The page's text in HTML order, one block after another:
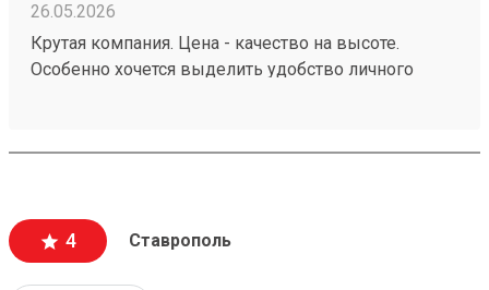
26.05.2026
Крутая компания. Цена - качество на высоте.
Особенно хочется выделить удобство личного
4 Ставрополь